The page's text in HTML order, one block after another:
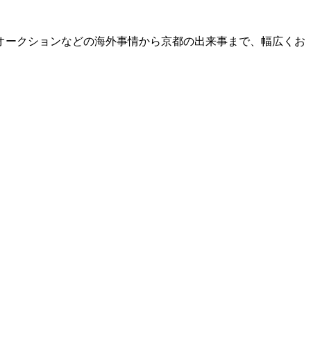
クションなどの海外事情から京都の出来事まで、幅広くお